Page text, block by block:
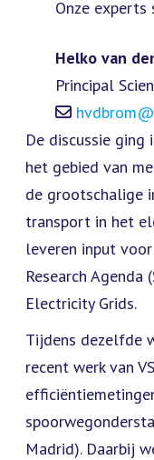
Onze experts
Helko van
Principal
De discussie
het gebied van
de grootschalige
transport in het
leveren input
Research Agenda
Electricity Grids.
Tijdens dezelfde
recent werk van
Madrid). Daarbij